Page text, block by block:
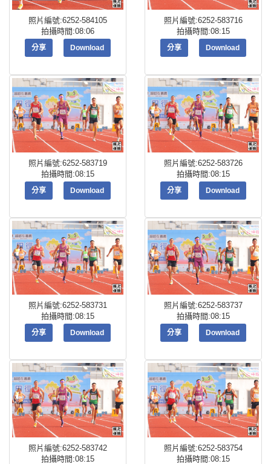
照片編號:6252-584105
拍攝時間:08:06
分享 Download
照片編號:6252-583716
拍攝時間:08:15
分享 Download
照片編號:6252-583719
拍攝時間:08:15
分享 Download
照片編號:6252-583726
拍攝時間:08:15
分享 Download
照片編號:6252-583731
拍攝時間:08:15
分享 Download
照片編號:6252-583737
拍攝時間:08:15
分享 Download
照片編號:6252-583742
拍攝時間:08:15
照片編號:6252-583754
拍攝時間:08:15